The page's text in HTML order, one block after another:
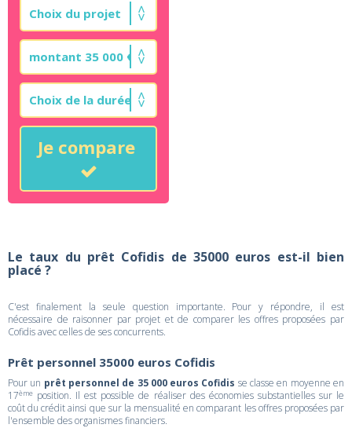
Je compare
Le taux du prêt Cofidis de 35000 euros est-il bien
placé ?
C'est finalement la seule question importante. Pour y répondre, il est
nécessaire de raisonner par projet et de comparer les offres proposées par
Cofidis avec celles de ses concurrents.
Prêt personnel 35000 euros Cofidis
Pour un prêt personnel de 35 000 euros Cofidis se classe en moyenne en
17ème position. Il est possible de réaliser des économies substantielles sur le
coût du crédit ainsi que sur la mensualité en comparant les offres proposées par
l'ensemble des organismes financiers.